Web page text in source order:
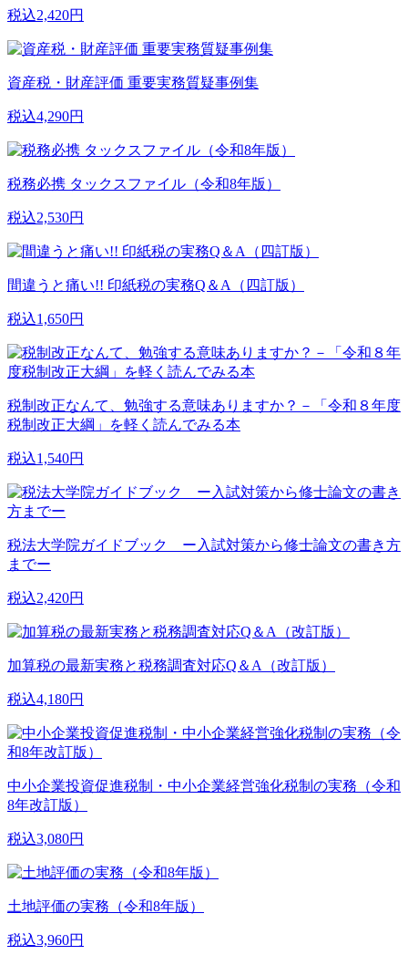
税込2,420円
資産税・財産評価 重要実務質疑事例集
税込4,290円
税務必携 タックスファイル（令和8年版）
税込2,530円
間違うと痛い!! 印紙税の実務Q＆A（四訂版）
税込1,650円
税制改正なんて、勉強する意味ありますか？－「令和８年度
税制改正大綱」を軽く読んでみる本
税込1,540円
税法大学院ガイドブック ー入試対策から修士論文の書き方
までー
税込2,420円
加算税の最新実務と税務調査対応Q＆A（改訂版）
税込4,180円
中小企業投資促進税制・中小企業経営強化税制の実務（令和
8年改訂版）
税込3,080円
土地評価の実務（令和8年版）
税込3,960円